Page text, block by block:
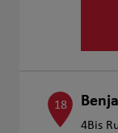
18
4Bis